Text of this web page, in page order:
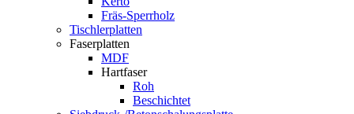
Fräs-Sperrholz
Tischlerplatten
Faserplatten
MDF
Hartfaser
Roh
Beschichtet